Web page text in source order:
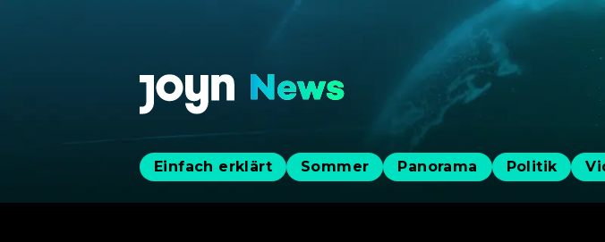
Einfach erklärt Sommer Panorama Politik